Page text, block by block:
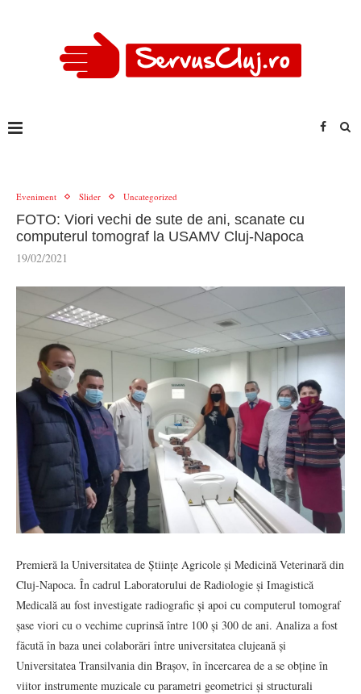
Eveniment Slider Uncategorized
FOTO: Viori vechi de sute de ani, scanate cu
computerul tomograf la USAMV Cluj-Napoca
19/02/2021
Premieră la Universitatea de Științe Agricole și Medicină Veterinară din
Cluj-Napoca. În cadrul Laboratorului de Radiologie și Imagistică
Medicală au fost investigate radiografic și apoi cu computerul tomograf
șase viori cu o vechime cuprinsă între 100 și 300 de ani. Analiza a fost
făcută în baza unei colaborări între universitatea clujeană și
Universitatea Transilvania din Brașov, în încercarea de a se obține în
viitor instrumente muzicale cu parametri geometrici și structurali